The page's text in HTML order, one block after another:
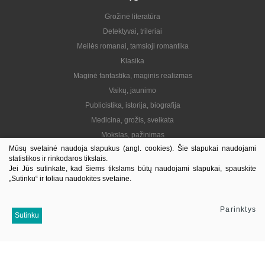
Grožinė literatūra
Detektyvai, trileriai
Meilės romanai, tamsioji romantika
Klasika
Maginė fantastika, maginis realizmas
Vaikų, jaunimo
Publicistika, istorija, biografija
Medicina, grožis, sveikata
Mokslas, pažinimas
Praktinė, gyvenimo būdas
Lietuvių autoriai
El. knygos
Mūsų svetainė naudoja slapukus (angl. cookies). Šie slapukai naudojami
statistikos ir rinkodaros tikslais.
Jei Jūs sutinkate, kad šiems tikslams būtų naudojami slapukai, spauskite
„Sutinku“ ir toliau naudokitės svetaine.
Sutinku
Parinktys